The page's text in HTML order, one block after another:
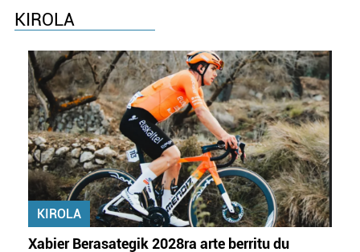
KIROLA
KIROLA
Xabier Berasategik 2028ra arte berritu du